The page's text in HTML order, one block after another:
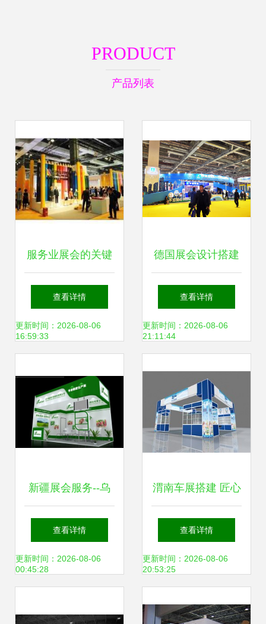
PRODUCT
产品列表
服务业展会的关键
角色与未来趋势 会
展服务如何塑造行
查看详情
更新时间：2026-08-06
16:59:33
德国展会设计搭建
一站式服务的有
吗?
查看详情
更新时间：2026-08-06
21:11:44
新疆展会服务--乌
鲁木齐诚和缘会展
服务-首商网
查看详情
更新时间：2026-08-06
00:45:28
渭南车展搭建 匠心
服务演绎品牌魅力
查看详情
更新时间：2026-08-06
20:53:25